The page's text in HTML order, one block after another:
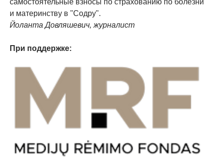
самостоятельные взносы по страхованию по болезни
и материнству в "Содру".
Йоланта Довляшевич, журналист
При поддержке: